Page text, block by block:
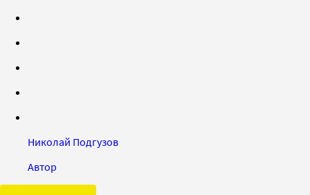
Николай Подгузов
Автор